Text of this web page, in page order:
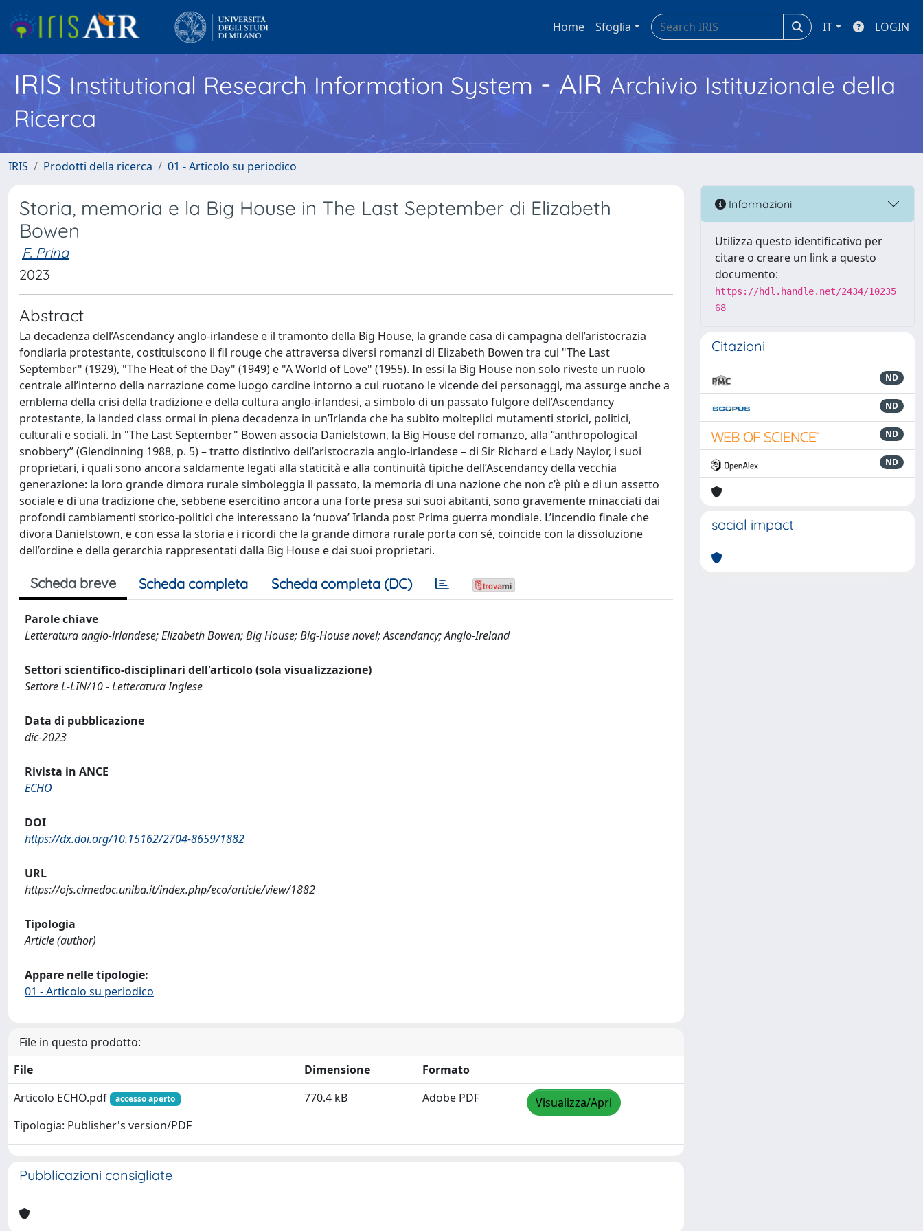
Home Sfoglia IT LOGIN
IRISInstitutional Research Information System - AIR Archivio Istituzionale della
Ricerca
IRIS Prodotti della ricerca 01 - Articolo su periodico
Storia, memoria e la Big House in The Last September di Elizabeth
Bowen
F. Prina
2023
Abstract
La decadenza dell’Ascendancy anglo-irlandese e il tramonto della Big House, la grande casa di campagna dell’aristocrazia
fondiaria protestante, costituiscono il fil rouge che attraversa diversi romanzi di Elizabeth Bowen tra cui "The Last
September" (1929), "The Heat of the Day" (1949) e "A World of Love" (1955). In essi la Big House non solo riveste un ruolo
centrale all’interno della narrazione come luogo cardine intorno a cui ruotano le vicende dei personaggi, ma assurge anche a
emblema della crisi della tradizione e della cultura anglo-irlandesi, a simbolo di un passato fulgore dell’Ascendancy
protestante, la landed class ormai in piena decadenza in un’Irlanda che ha subito molteplici mutamenti storici, politici,
culturali e sociali. In "The Last September" Bowen associa Danielstown, la Big House del romanzo, alla “anthropological
snobbery” (Glendinning 1988, p. 5) – tratto distintivo dell’aristocrazia anglo-irlandese – di Sir Richard e Lady Naylor, i suoi
proprietari, i quali sono ancora saldamente legati alla staticità e alla continuità tipiche dell’Ascendancy della vecchia
generazione: la loro grande dimora rurale simboleggia il passato, la memoria di una nazione che non c’è più e di un assetto
sociale e di una tradizione che, sebbene esercitino ancora una forte presa sui suoi abitanti, sono gravemente minacciati dai
profondi cambiamenti storico-politici che interessano la ‘nuova’ Irlanda post Prima guerra mondiale. L’incendio finale che
divora Danielstown, e con essa la storia e i ricordi che la grande dimora rurale porta con sé, coincide con la dissoluzione
dell’ordine e della gerarchia rappresentati dalla Big House e dai suoi proprietari.
Scheda breve Scheda completa Scheda completa (DC)
Parole chiave
Letteratura anglo-irlandese; Elizabeth Bowen; Big House; Big-House novel; Ascendancy; Anglo-Ireland
Settori scientifico-disciplinari dell'articolo (sola visualizzazione)
Settore L-LIN/10 - Letteratura Inglese
Data di pubblicazione
dic-2023
Rivista in ANCE
ECHO
DOI
https://dx.doi.org/10.15162/2704-8659/1882
URL
https://ojs.cimedoc.uniba.it/index.php/eco/article/view/1882
Tipologia
Article (author)
Appare nelle tipologie:
01 - Articolo su periodico
File in questo prodotto:
File
Dimensione
Formato
Articolo ECHO.pdf
accesso aperto
Tipologia: Publisher's version/PDF
770.4 kB Adobe PDF Visualizza/Apri
Pubblicazioni consigliate
Informazioni
Utilizza questo identificativo per
citare o creare un link a questo
documento:
https://hdl.handle.net/2434/10235
68
Citazioni
ND
ND
ND
ND
social impact